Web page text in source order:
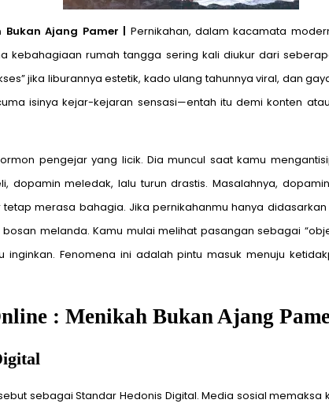
Ajang Pamer | Pernikahan, dalam kacamata
kebahagiaan rumah tangga sering kali diukur dari
jika liburannya estetik, kado ulang tahunnya viral, dan
isinya kejar-kejaran sensasi—entah itu demi konten
pengejar yang licik. Dia muncul saat kamu
dopamin meledak, lalu turun drastis. Masalahnya,
tetap merasa bahagia. Jika pernikahanmu hanya
melanda. Kamu mulai melihat pasangan sebagai
inginkan. Fenomena ini adalah pintu masuk menuju
: Menikah Bukan Ajang
sebagai Standar Hedonis Digital. Media sosial